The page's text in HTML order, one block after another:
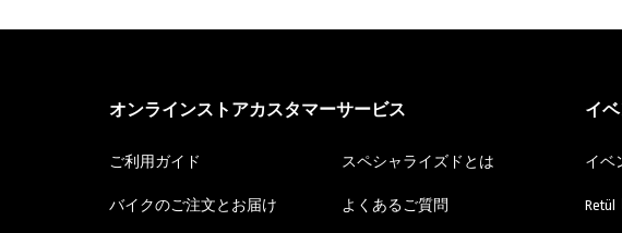
オンラインストアカスタマーサービス
ご利用ガイド
バイクのご注文とお届け
スペシャライズドとは
よくあるご質問
イ
イベ
Retül